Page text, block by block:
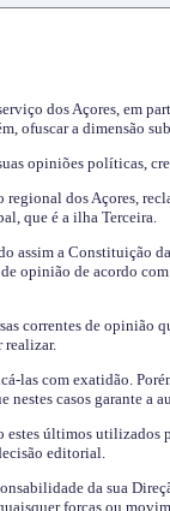
dos Açores, em
ofuscar a dimensão
opiniões políticas,
dos Açores,
que é a ilha Terceira.
assim a Constituição
opinião de acordo
correntes de opinião
realizar.
las com exatidão.
casos garante a
últimos utilizados
editorial.
da sua
forças ou